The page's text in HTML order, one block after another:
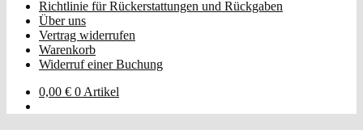
Richtlinie für Rückerstattungen und Rückgaben
Über uns
Vertrag widerrufen
Warenkorb
Widerruf einer Buchung
0,00 € 0 Artikel